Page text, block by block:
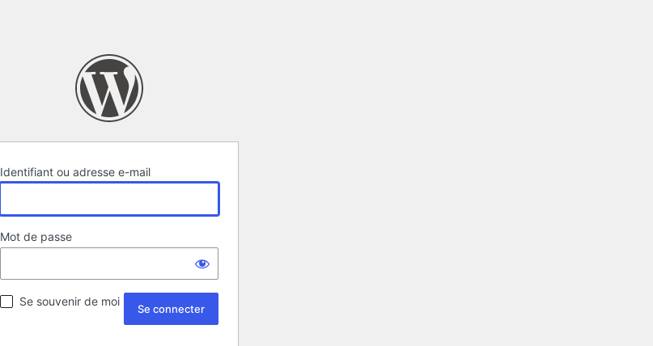
Identifiant ou adresse e-mail
Mot de passe
Se souvenir de moi